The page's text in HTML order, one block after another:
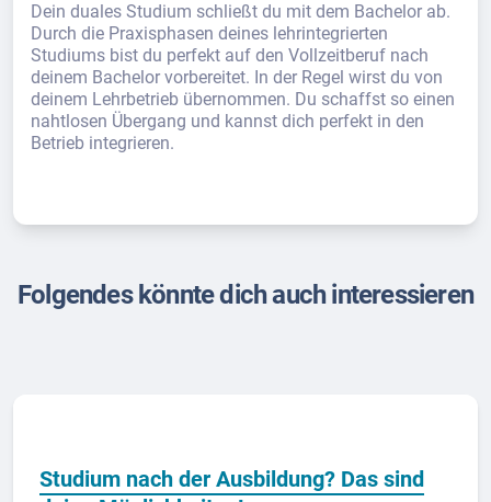
Dein duales Studium schließt du mit dem Bachelor ab.
Durch die Praxisphasen deines lehrintegrierten
Studiums bist du perfekt auf den Vollzeitberuf nach
deinem Bachelor vorbereitet. In der Regel wirst du von
deinem Lehrbetrieb übernommen. Du schaffst so einen
nahtlosen Übergang und kannst dich perfekt in den
Betrieb integrieren.
Folgendes könnte dich auch interessieren
Studium nach der Ausbildung? Das sind